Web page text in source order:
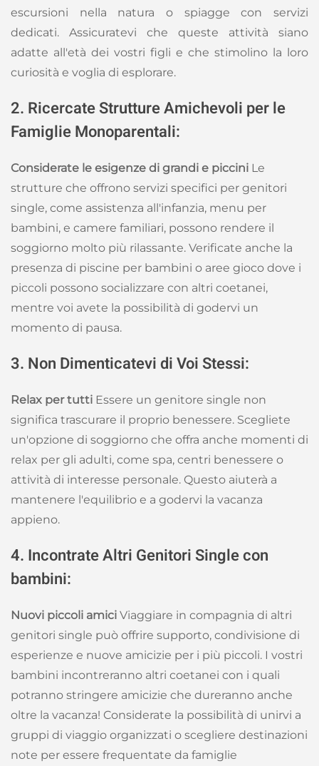
escursioni nella natura o spiagge con servizi
dedicati. Assicuratevi che queste attività siano
adatte all'età dei vostri figli e che stimolino la loro
curiosità e voglia di esplorare.
2. Ricercate Strutture Amichevoli per le
Famiglie Monoparentali:
Considerate le esigenze di grandi e piccini Le
strutture che offrono servizi specifici per genitori
single, come assistenza all'infanzia, menu per
bambini, e camere familiari, possono rendere il
soggiorno molto più rilassante. Verificate anche la
presenza di piscine per bambini o aree gioco dove i
piccoli possono socializzare con altri coetanei,
mentre voi avete la possibilità di godervi un
momento di pausa.
3. Non Dimenticatevi di Voi Stessi:
Relax per tutti Essere un genitore single non
significa trascurare il proprio benessere. Scegliete
un'opzione di soggiorno che offra anche momenti di
relax per gli adulti, come spa, centri benessere o
attività di interesse personale. Questo aiuterà a
mantenere l'equilibrio e a godervi la vacanza
appieno.
4. Incontrate Altri Genitori Single con
bambini:
Nuovi piccoli amici Viaggiare in compagnia di altri
genitori single può offrire supporto, condivisione di
esperienze e nuove amicizie per i più piccoli. I vostri
bambini incontreranno altri coetanei con i quali
potranno stringere amicizie che dureranno anche
oltre la vacanza! Considerate la possibilità di unirvi a
gruppi di viaggio organizzati o scegliere destinazioni
note per essere frequentate da famiglie